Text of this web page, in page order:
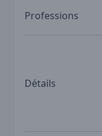
Professions
Détails